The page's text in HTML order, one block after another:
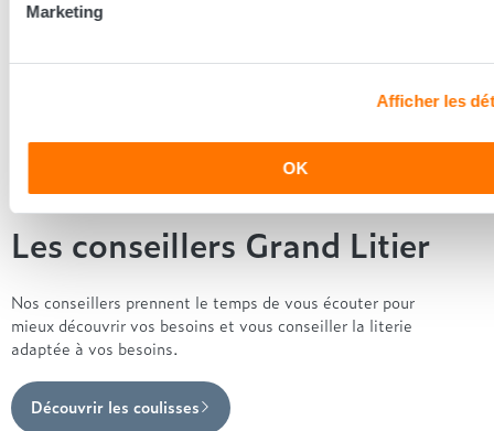
Marketing
Afficher les
OK
Les conseillers Grand Litier
Nos conseillers prennent le temps de vous écouter pour
mieux découvrir vos besoins et vous conseiller la literie
adaptée à vos besoins.
Découvrir les coulisses